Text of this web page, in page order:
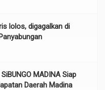
lolos, digagalkan di
MADINA Siap
Daerah Madina